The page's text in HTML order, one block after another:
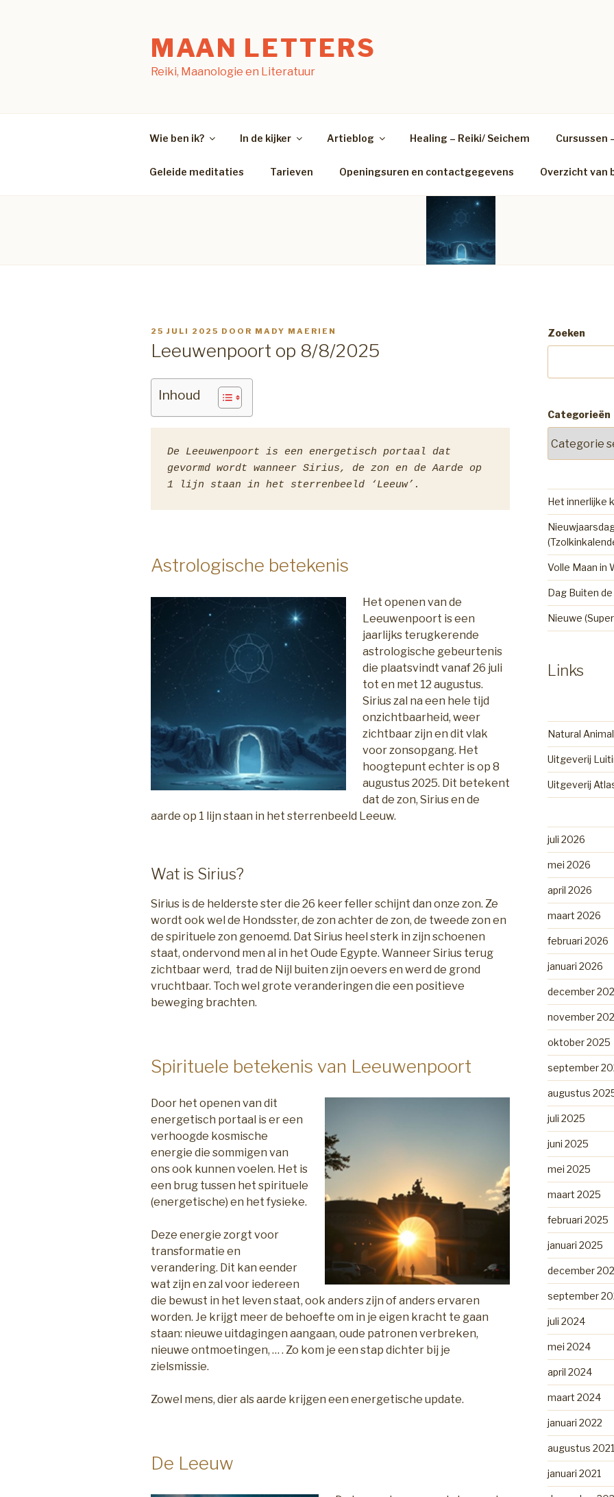
MAAN LETTERS
Reiki, Maanologie en Literatuur
Wie ben ik? In de kijker Artieblog Healing – Reiki/ Seichem Cursussen
Geleide meditaties Tarieven Openingsuren en contactgegevens Overzicht van
GEPLAATST
25 JULI 2025 DOOR MADY MAERIEN
Leeuwenpoort op 8/8/2025
Inhoud
De Leeuwenpoort is een energetisch portaal dat
gevormd wordt wanneer Sirius, de zon en de Aarde op
1 lijn staan in het sterrenbeeld ‘Leeuw’.
Astrologische betekenis
Het openen van de
Leeuwenpoort is een
jaarlijks terugkerende
astrologische gebeurtenis
die plaatsvindt vanaf 26 juli
tot en met 12 augustus.
Sirius zal na een hele tijd
onzichtbaarheid, weer
zichtbaar zijn en dit vlak
voor zonsopgang. Het
hoogtepunt echter is op 8
augustus 2025. Dit betekent
dat de zon, Sirius en de
aarde op 1 lijn staan in het sterrenbeeld Leeuw.
Wat is Sirius?
Sirius is de helderste ster die 26 keer feller schijnt dan onze zon. Ze
wordt ook wel de Hondsster, de zon achter de zon, de tweede zon en
de spirituele zon genoemd. Dat Sirius heel sterk in zijn schoenen
staat, ondervond men al in het Oude Egypte. Wanneer Sirius terug
zichtbaar werd, trad de Nijl buiten zijn oevers en werd de grond
vruchtbaar. Toch wel grote veranderingen die een positieve
beweging brachten.
Spirituele betekenis van Leeuwenpoort
Door het openen van dit
energetisch portaal is er een
verhoogde kosmische
energie die sommigen van
ons ook kunnen voelen. Het is
een brug tussen het spirituele
(energetische) en het fysieke.
Deze energie zorgt voor
transformatie en
verandering. Dit kan eender
wat zijn en zal voor iedereen
die bewust in het leven staat, ook anders zijn of anders ervaren
worden. Je krijgt meer de behoefte om in je eigen kracht te gaan
staan: nieuwe uitdagingen aangaan, oude patronen verbreken,
nieuwe ontmoetingen, … . Zo kom je een stap dichter bij je
zielsmissie.
Zowel mens, dier als aarde krijgen een energetische update.
De Leeuw
Zoeken
Categorieën
Het innerlijke
Volle Maan in
Dag Buiten de
Nieuwe
Links
Natural
Uitgeverij
Uitgeverij
juli 2026
mei 2026
april 2026
maart 2026
februari 2026
januari 2026
december
november
oktober 2025
september
augustus
juli 2025
juni 2025
mei 2025
maart 2025
februari 2025
januari 2025
december
september
juli 2024
mei 2024
april 2024
maart 2024
januari 2022
augustus 2021
januari 2021